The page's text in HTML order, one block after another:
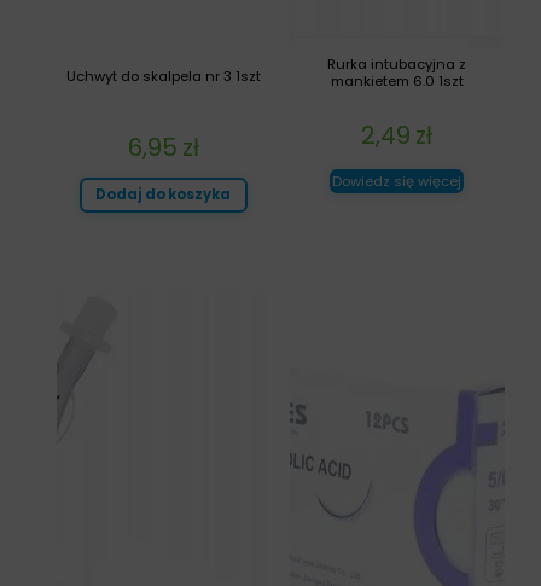
Rurka intubacyjna z
mankietem 6.0 1szt
2,49 zł
Dowiedz się więcej
Uchwyt do skalpela nr 3 1szt
6,95 zł
Dodaj do koszyka